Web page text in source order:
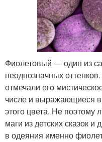
Фиолетовый — один из
неоднозначных
отмечали его
числе и выражающиеся в
этого цвета. Не поэтому
маги из детских сказок
в одеяния именно